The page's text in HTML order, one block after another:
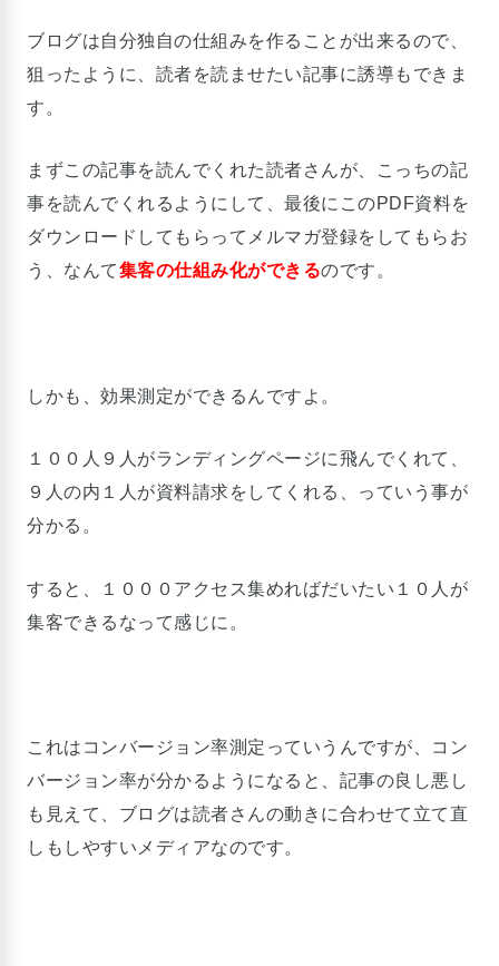
ブログは自分独自の仕組みを作ることが出来るので、
狙ったように、読者を読ませたい記事に誘導もできま
す。
まずこの記事を読んでくれた読者さんが、こっちの記
事を読んでくれるようにして、最後にこのPDF資料を
ダウンロードしてもらってメルマガ登録をしてもらお
う、なんて集客の仕組み化ができるのです。
しかも、効果測定ができるんですよ。
１００人９人がランディングページに飛んでくれて、
９人の内１人が資料請求をしてくれる、っていう事が
分かる。
すると、１０００アクセス集めればだいたい１０人が
集客できるなって感じに。
これはコンバージョン率測定っていうんですが、コン
バージョン率が分かるようになると、記事の良し悪し
も見えて、ブログは読者さんの動きに合わせて立て直
しもしやすいメディアなのです。